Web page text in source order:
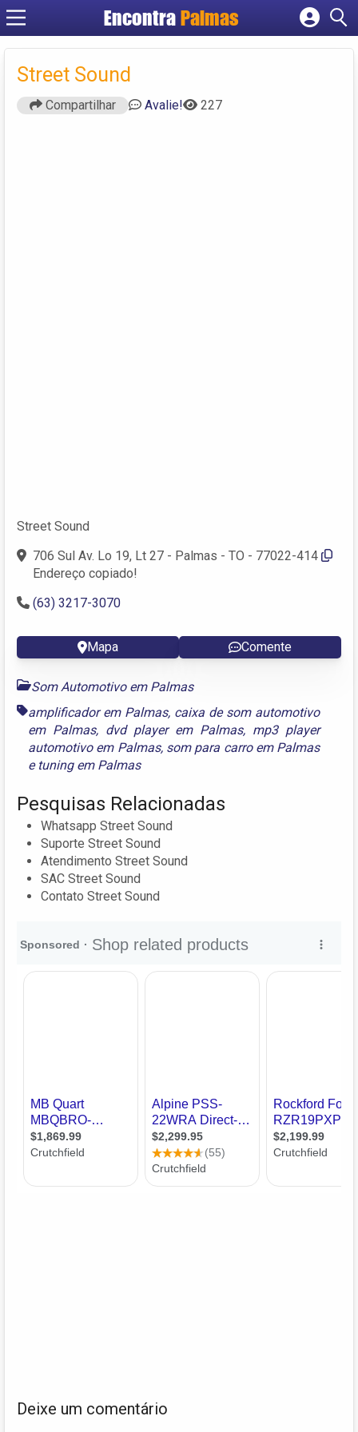
Encontra Palmas
Cadastrar empresa
Street Sound
Compartilhar Avalie! 227
Street Sound
706 Sul Av. Lo 19, Lt 27 - Palmas - TO - 77022-414
Endereço copiado!
(63) 3217-3070
Mapa Comente
Som Automotivo em Palmas
amplificador em Palmas, caixa de som automotivo
em Palmas, dvd player em Palmas, mp3 player
automotivo em Palmas, som para carro em Palmas
e tuning em Palmas
Pesquisas Relacionadas
Whatsapp Street Sound
Suporte Street Sound
Atendimento Street Sound
SAC Street Sound
Contato Street Sound
Deixe um comentário